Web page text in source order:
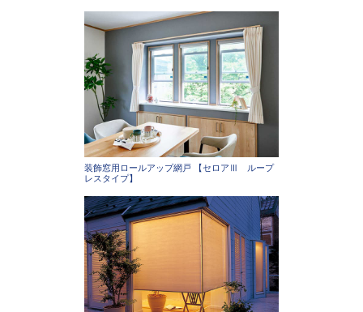
装飾窓用ロールアップ網戸 【セロアⅢ ループ
レスタイプ】